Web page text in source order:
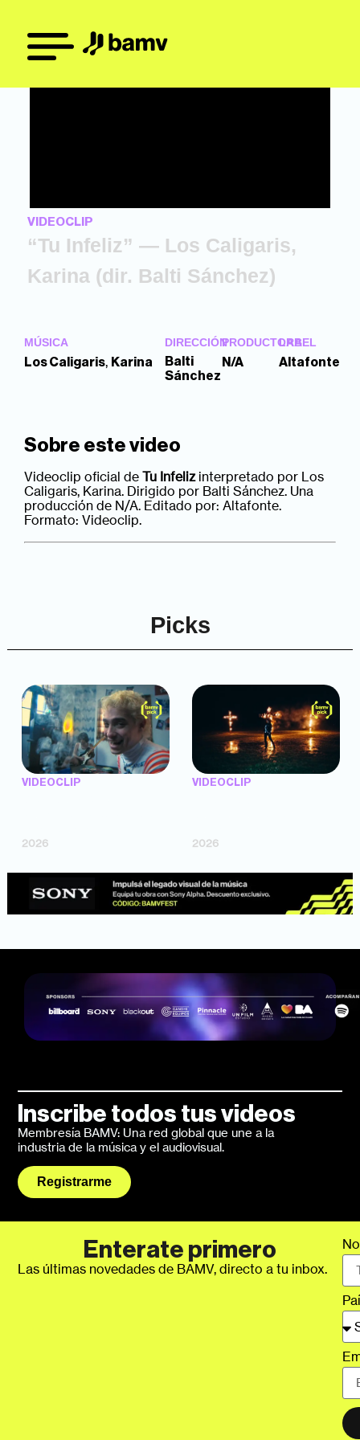
VIDEOCLIP
“Tu Infeliz” — Los Caligaris,
Karina (dir. Balti Sánchez)
MÚSICA
Los Caligaris, Karina
DIRECCIÓN
Balti
Sánchez
PRODUCTORA
N/A
LABEL
Altafonte
Sobre este video
Videoclip oficial deTu Infelizinterpretado por Los
Caligaris, Karina. Dirigido por Balti Sánchez. Una
producción de N/A. Editado por: Altafonte.
Formato: Videoclip.
Picks
VIDEOCLIP
2026
VIDEOCLIP
2026
Inscribe todos tus videos
Membresía BAMV: Una red global que une a la
industria de la música y el audiovisual.
Registrarme
Enterate primero
Las últimas novedades de BAMV, directo a tu inbox.